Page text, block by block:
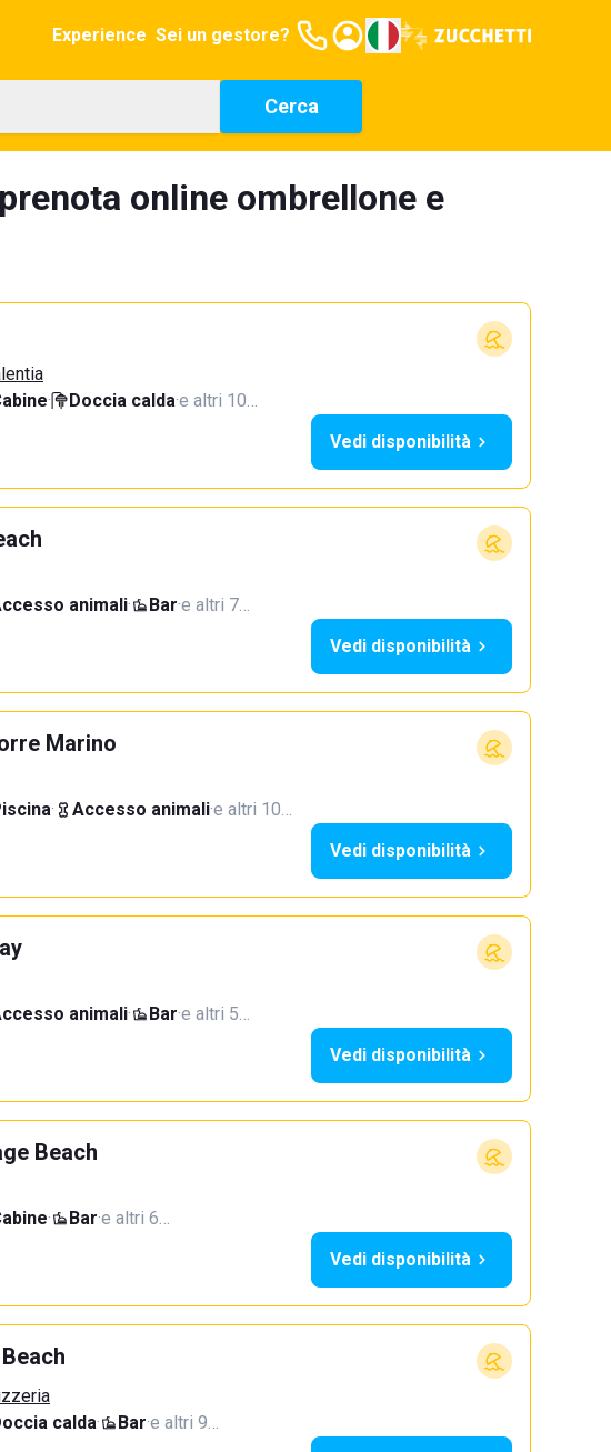
Experience Sei un gestore?
Cerca
online ombrellone e
· Doccia calda·e altri 10…
Vedi disponibilità
animali· Bar·e altri 7…
Vedi disponibilità
Marino
· Accesso animali·e altri 10…
Vedi disponibilità
animali· Bar·e altri 5…
Vedi disponibilità
Beach
· Bar·e altri 6…
Vedi disponibilità
calda· Bar·e altri 9…